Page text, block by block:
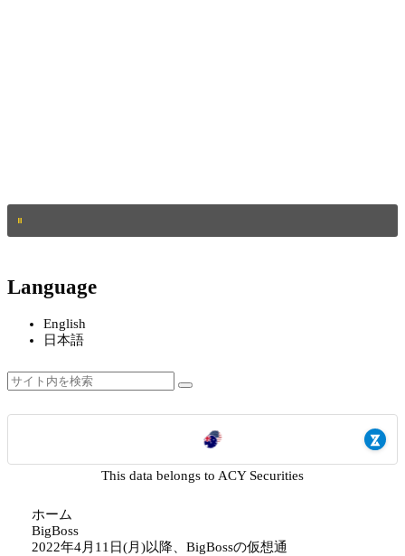
Language
English
日本語
This data belongs to ACY Securities
ホーム
BigBoss
2022年4月11日(月)以降、BigBossの仮想通